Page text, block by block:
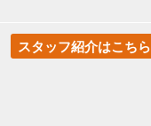
スタッフ紹介はこちら